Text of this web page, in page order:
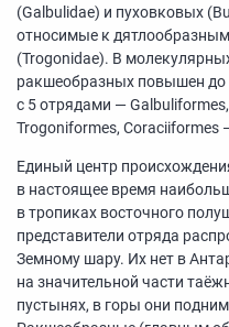
(Galbulidae) и пуховковых
относимые к
(Trogonidae). В
ракшеобразных повышен до
с 5 отрядами —
Trogoniformes, Coraciiformes
Единый центр
в настоящее время
в тропиках восточного
представители отряда
Земному шару. Их нет в
на значительной части
пустынях, в горы они